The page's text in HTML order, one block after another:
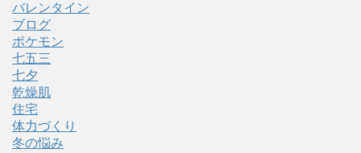
バレンタイン
ブログ
ポケモン
七五三
七夕
乾燥肌
住宅
体力づくり
冬の悩み